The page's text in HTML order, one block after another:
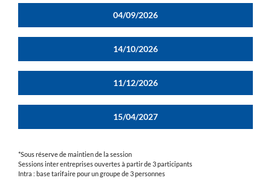
04/09/2026
14/10/2026
11/12/2026
15/04/2027
*Sous réserve de maintien de la session
Sessions inter entreprises ouvertes à partir de 3 participants
Intra : base tarifaire pour un groupe de 3 personnes